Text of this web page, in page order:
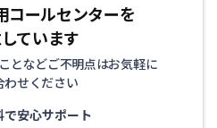
コールセンターを
ています
となどご不明点はお気軽に
わせください
安心サポート